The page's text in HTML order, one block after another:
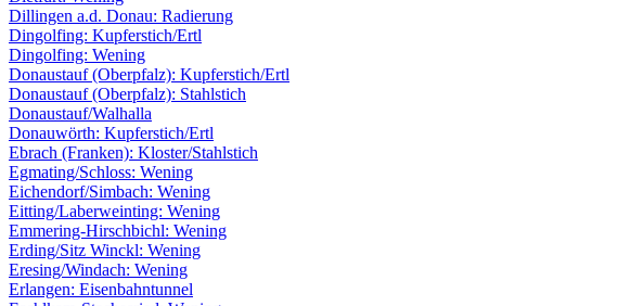
Dillingen a.d. Donau: Radierung
Dingolfing: Kupferstich/Ertl
Dingolfing: Wening
Donaustauf (Oberpfalz): Kupferstich/Ertl
Donaustauf (Oberpfalz): Stahlstich
Donaustauf/Walhalla
Donauwörth: Kupferstich/Ertl
Ebrach (Franken): Kloster/Stahlstich
Egmating/Schloss: Wening
Eichendorf/Simbach: Wening
Eitting/Laberweinting: Wening
Emmering-Hirschbichl: Wening
Erding/Sitz Winckl: Wening
Eresing/Windach: Wening
Erlangen: Eisenbahntunnel